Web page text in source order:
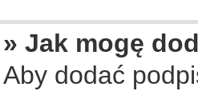
» Jak mogę
Aby dodać